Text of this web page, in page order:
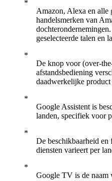
Amazon, Alexa en alle
handelsmerken van
geselecteerde talen en
De knop voor (over-
afstandsbediening
daadwerkelijke product
Google Assistent is
landen, specifiek voor
De beschikbaarheid en
diensten varieert per
Google TV is de naam